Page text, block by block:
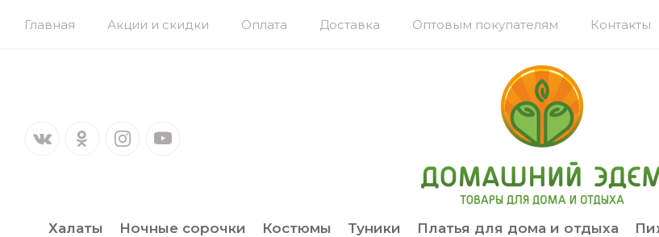
Главная Акции и скидки Оплата Доставка Оптовым покупателям Контакты
Халаты Ночные сорочки Костюмы Туники Платья для дома и отдыха